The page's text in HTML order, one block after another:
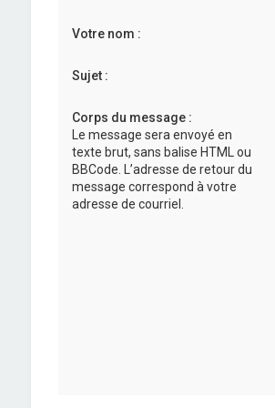
Votre nom :
Sujet :
Corps du message :
Le message sera envoyé en
texte brut, sans balise HTML ou
BBCode. L’adresse de retour du
message correspond à votre
adresse de courriel.